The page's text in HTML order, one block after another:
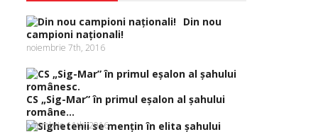
Din nou
campioni naţionali!
noiembrie 7th, 2016
CS „Sig-Mar” în primul eşalon al şahului
române...
octombrie 11th, 2016